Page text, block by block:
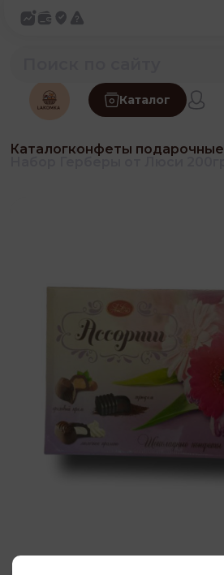
Каталог
Каталогконфеты подарочные